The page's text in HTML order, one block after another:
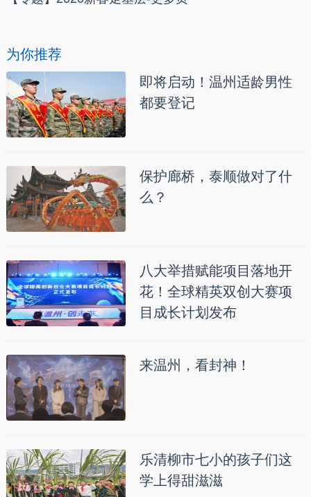
为你推荐
即将启动！温州适龄男性
都要登记
保护廊桥，泰顺做对了什
么？
八大举措赋能项目落地开
花！全球精英双创大赛项
目成长计划发布
来温州，看封神！
乐清柳市七小的孩子们这
学上得甜滋滋